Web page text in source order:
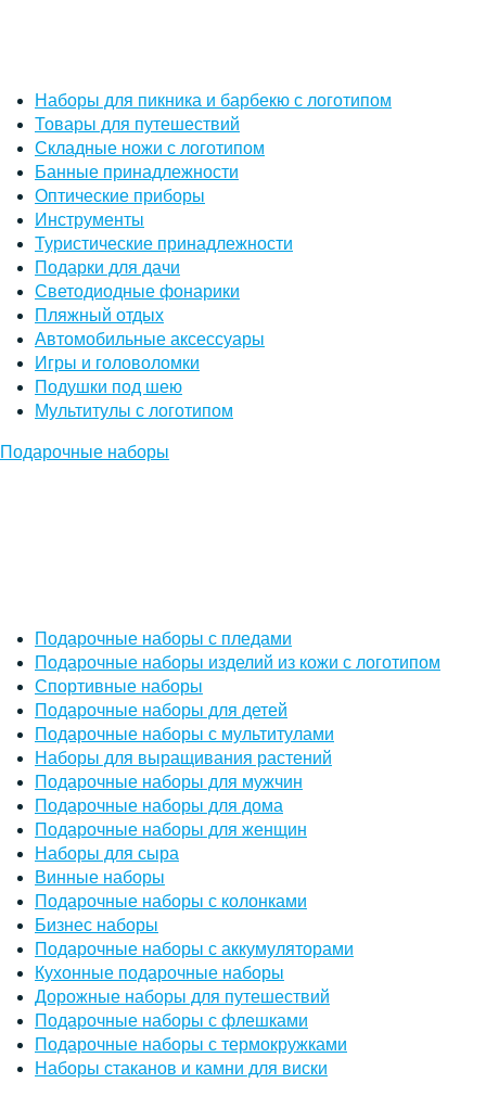
Наборы для пикника и барбекю с логотипом
Товары для путешествий
Складные ножи с логотипом
Банные принадлежности
Оптические приборы
Инструменты
Туристические принадлежности
Подарки для дачи
Светодиодные фонарики
Пляжный отдых
Автомобильные аксессуары
Игры и головоломки
Подушки под шею
Мультитулы с логотипом
Подарочные наборы
Подарочные наборы с пледами
Подарочные наборы изделий из кожи с логотипом
Спортивные наборы
Подарочные наборы для детей
Подарочные наборы с мультитулами
Наборы для выращивания растений
Подарочные наборы для мужчин
Подарочные наборы для дома
Подарочные наборы для женщин
Наборы для сыра
Винные наборы
Подарочные наборы с колонками
Бизнес наборы
Подарочные наборы с аккумуляторами
Кухонные подарочные наборы
Дорожные наборы для путешествий
Подарочные наборы с флешками
Подарочные наборы с термокружками
Наборы стаканов и камни для виски